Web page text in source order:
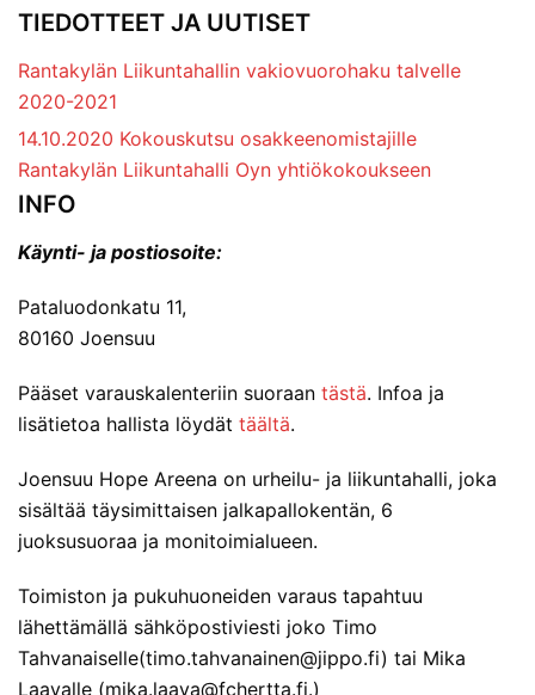
TIEDOTTEET JA UUTISET
Rantakylän Liikuntahallin vakiovuorohaku talvelle
2020-2021
14.10.2020 Kokouskutsu osakkeenomistajille
Rantakylän Liikuntahalli Oyn yhtiökokoukseen
INFO
Käynti- ja postiosoite:
Pataluodonkatu 11,
80160 Joensuu
Pääset varauskalenteriin suoraan tästä. Infoa ja
lisätietoa hallista löydät täältä.
Joensuu Hope Areena on urheilu- ja liikuntahalli, joka
sisältää täysimittaisen jalkapallokentän, 6
juoksusuoraa ja monitoimialueen.
Toimiston ja pukuhuoneiden varaus tapahtuu
lähettämällä sähköpostiviesti joko Timo
Tahvanaiselle(timo.tahvanainen@jippo.fi) tai Mika
Laavalle (mika.laava@fchertta.fi.)